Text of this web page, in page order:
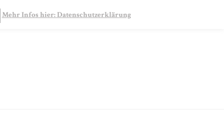
Mehr Infos hier: Datenschutzerklärung